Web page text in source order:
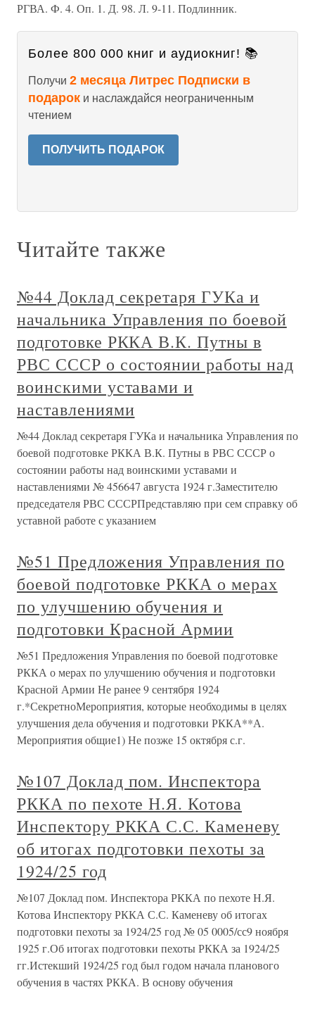
РГВА. Ф. 4. Оп. 1. Д. 98. Л. 9-11. Подлинник.
Более 800 000 книг и аудиокниг! 📚
Получи 2 месяца Литрес Подписки в
подарок и наслаждайся неограниченным
чтением
ПОЛУЧИТЬ ПОДАРОК
Читайте также
№44 Доклад секретаря ГУКа и
начальника Управления по боевой
подготовке РККА В.К. Путны в
РВС СССР о состоянии работы над
воинскими уставами и
наставлениями
№44 Доклад секретаря ГУКа и начальника Управления по
боевой подготовке РККА В.К. Путны в РВС СССР о
состоянии работы над воинскими уставами и
наставлениями № 456647 августа 1924 г.Заместителю
председателя РВС СССРПредставляю при сем справку об
уставной работе с указанием
№51 Предложения Управления по
боевой подготовке РККА о мерах
по улучшению обучения и
подготовки Красной Армии
№51 Предложения Управления по боевой подготовке
РККА о мерах по улучшению обучения и подготовки
Красной Армии Не ранее 9 сентября 1924
г.*СекретноМероприятия, которые необходимы в целях
улучшения дела обучения и подготовки РККА**А.
Мероприятия общие1) Не позже 15 октября с.г.
№107 Доклад пом. Инспектора
РККА по пехоте Н.Я. Котова
Инспектору РККА С.С. Каменеву
об итогах подготовки пехоты за
1924/25 год
№107 Доклад пом. Инспектора РККА по пехоте Н.Я.
Котова Инспектору РККА С.С. Каменеву об итогах
подготовки пехоты за 1924/25 год № 05 0005/сс9 ноября
1925 г.Об итогах подготовки пехоты РККА за 1924/25
гг.Истекший 1924/25 год был годом начала планового
обучения в частях РККА. В основу обучения